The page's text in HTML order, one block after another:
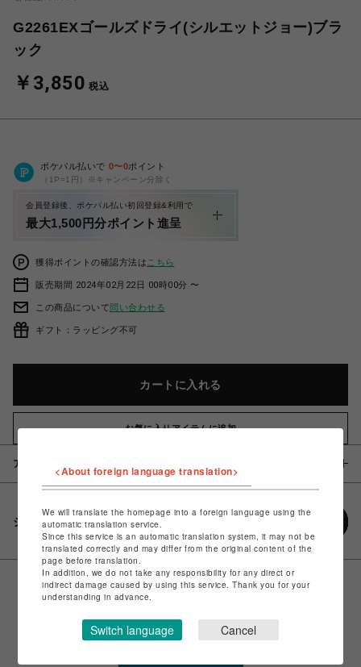
G2261EXゴールズドライ(シルエットジョー)ブラ
ック
￥3,850 税込
ポケパル払いで 0〜0ポイント
（1P=1円）※キャンペーン分除く
会員登録後、ポケパル払い初回登録&利用で
最大1,500円分ポイント進呈
獲得ポイントの確認方法は こちら
販売期間 2024年02月22日 00時00分 〜
この商品について問い合わせる
ギフト：ラッピング不可
カートに入れる
お気に入りアイテムに追加
アイテム説明 / 素材
シェアする
<About foreign language translation>
We will translate the homepage into a foreign language using the
automatic translation service.
Since this service is an automatic translation system, it may not be
translated correctly and may differ from the original content of the
page before translation.
In addition, we do not take any responsibility for any direct or
indirect damage caused by using this service. Thank you for your
understanding in advance.
Switch language Cancel